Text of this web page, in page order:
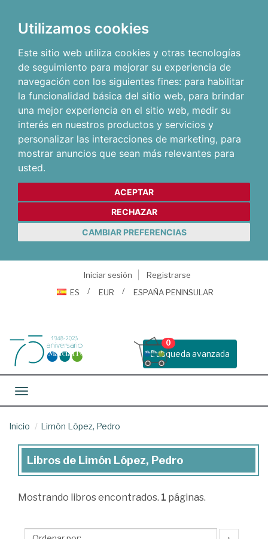
Utilizamos cookies
Este sitio web utiliza cookies y otras tecnologías
de seguimiento para mejorar su experiencia de
navegación con los siguientes fines: para habilitar
la funcionalidad básica del sitio web, para brindar
una mejor experiencia en el sitio web, medir su
interés en nuestros productos y servicios y
personalizar las interacciones de marketing, para
mostrar anuncios que sean más relevantes para
usted.
ACEPTAR
RECHAZAR
CAMBIAR PREFERENCIAS
Iniciar sesión
Registrarse
ES
EUR ESPAÑA PENINSULAR
Busqueda avanzada
0
Toggle navigation
Inicio Limón López, Pedro
Libros
Limón
Libros de Limón López, Pedro
Mostrando libros encontrados. 1 páginas.